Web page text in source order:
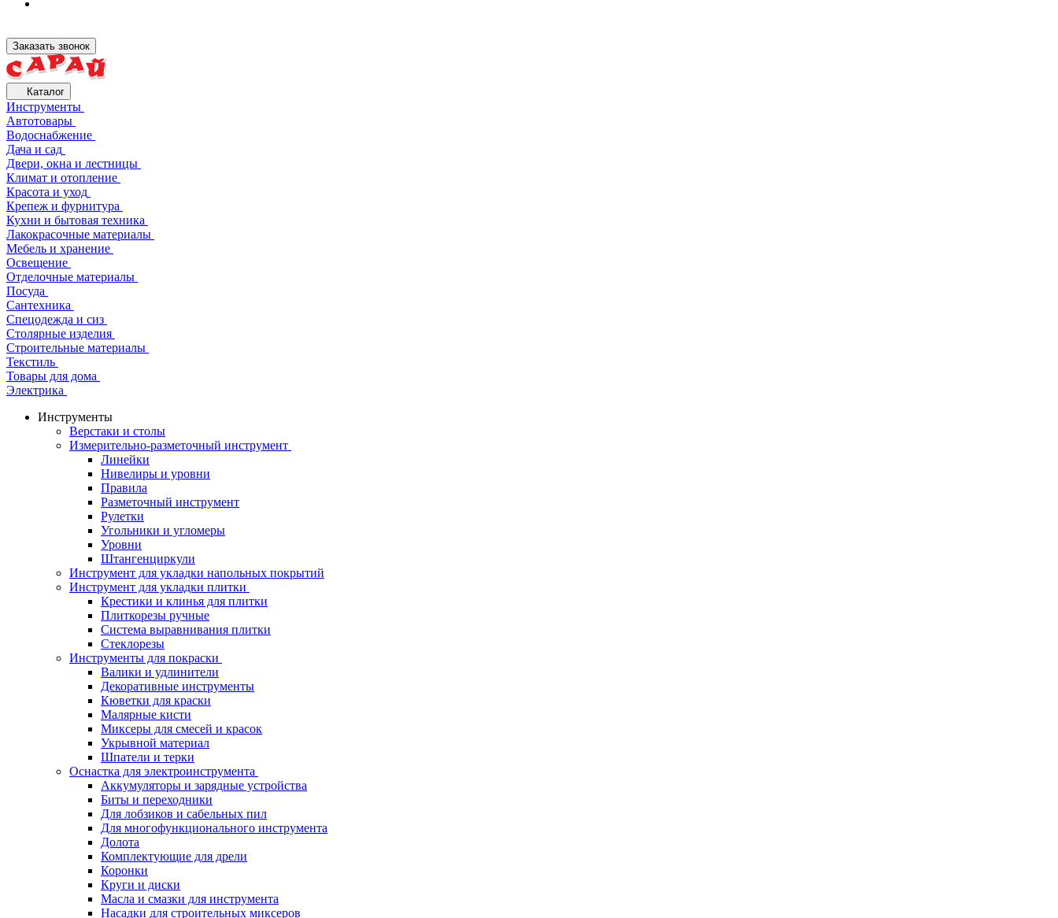
Заказать звонок
Каталог
Инструменты
Автотовары
Водоснабжение
Дача и сад
Двери, окна и лестницы
Климат и отопление
Красота и уход
Крепеж и фурнитура
Кухни и бытовая техника
Лакокрасочные материалы
Мебель и хранение
Освещение
Отделочные материалы
Посуда
Сантехника
Спецодежда и сиз
Столярные изделия
Строительные материалы
Текстиль
Товары для дома
Электрика
Инструменты
Верстаки и столы
Измерительно-разметочный инструмент
Линейки
Нивелиры и уровни
Правила
Разметочный инструмент
Рулетки
Угольники и угломеры
Уровни
Штангенциркули
Инструмент для укладки напольных покрытий
Инструмент для укладки плитки
Крестики и клинья для плитки
Плиткорезы ручные
Система выравнивания плитки
Стеклорезы
Инструменты для покраски
Валики и удлинители
Декоративные инструменты
Кюветки для краски
Малярные кисти
Миксеры для смесей и красок
Укрывной материал
Шпатели и терки
Оснастка для электроинструмента
Аккумуляторы и зарядные устройства
Биты и переходники
Для лобзиков и сабельных пил
Для многофункционального инструмента
Долота
Комплектующие для дрели
Коронки
Круги и диски
Масла и смазки для инструмента
Насадки для строительных миксеров